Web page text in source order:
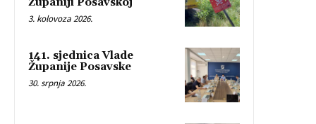
3. kolovoza 2026.
141. sjednica Vlade
Županije Posavske
30. srpnja 2026.